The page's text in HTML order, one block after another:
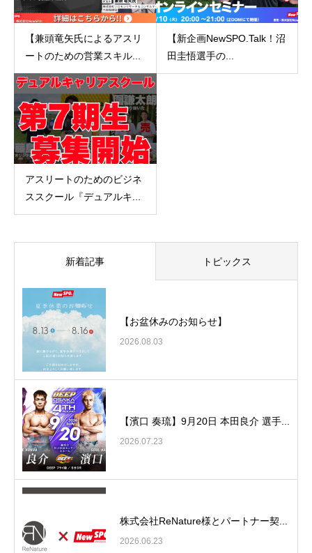
【兼頭竜矢氏によるアスリ
ートのための営業スキル...
【新企画NewSPO.Talk！沼
田圭悟選手の...
アスリートのためのビジネ
ススクール『デュアルキ...
新着記事 トピックス
【お盆休みのお知らせ】
2026.08.03
【濱口 奏琉】9月20日 本田良介 選手...
2026.07.23
株式会社ReNature様とパートナー契...
2026.06.23